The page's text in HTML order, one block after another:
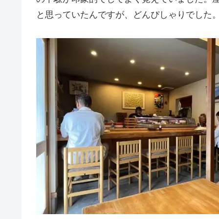
と思っていたんですが、どんぴしゃりでした